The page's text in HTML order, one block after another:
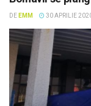
DE EMM 30 APRILIE